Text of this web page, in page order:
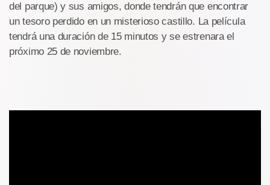
del parque) y sus amigos, donde tendrán que encontrar
un tesoro perdido en un misterioso castillo. La película
tendrá una duración de 15 minutos y se estrenara el
próximo 25 de noviembre.